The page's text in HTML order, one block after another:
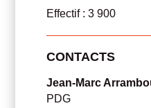
Effectif : 3 900
CONTACTS
Jean-Marc
PDG